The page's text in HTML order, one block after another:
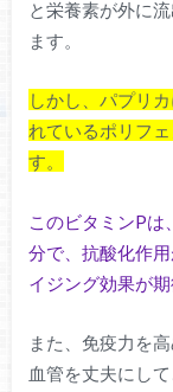
と栄養素が外
ます。
しかし、パプリ
れているポリフ
す。
このビタミンPは
分で、抗酸化作
イジング効果が期
また、免疫力を高
血管を丈夫にし